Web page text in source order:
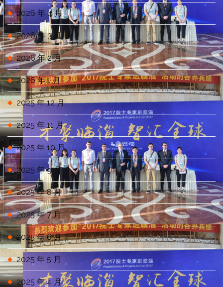
2026 年 4 月
2026 年 3 月
2026 年 2 月
2026 年 1 月
2025 年 12 月
2025 年 11 月
2025 年 10 月
2025 年 9 月
2025 年 8 月
2025 年 7 月
2025 年 6 月
2025 年 5 月
2025 年 4 月